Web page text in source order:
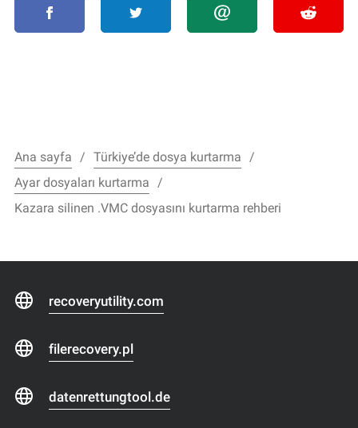
Ana sayfa
Türkiye’de dosya kurtarma
Ayar dosyaları kurtarma
Kazara silinen .VMC dosyasını kurtarma rehberi
recoveryutility.com
filerecovery.pl
datenrettungtool.de